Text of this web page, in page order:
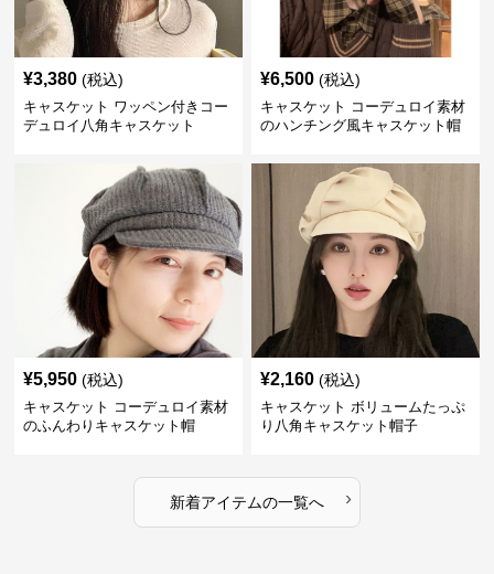
¥3,380 (税込)
キャスケット ワッペン付きコー
デュロイ八角キャスケット
¥6,500 (税込)
キャスケット コーデュロイ素材
のハンチング風キャスケット帽
¥5,950 (税込)
キャスケット コーデュロイ素材
のふんわりキャスケット帽
¥2,160 (税込)
キャスケット ボリュームたっぷ
り八角キャスケット帽子
新着アイテムの一覧へ ›